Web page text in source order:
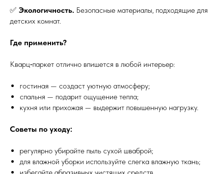
✅ Экологичность. Безопасные материалы, подходящие для
детских комнат.
Где применить?
Кварц‑паркет отлично впишется в любой интерьер:
гостиная — создаст уютную атмосферу;
спальня — подарит ощущение тепла;
кухня или прихожая — выдержит повышенную нагрузку.
Советы по уходу:
регулярно убирайте пыль сухой шваброй;
для влажной уборки используйте слегка влажную ткань;